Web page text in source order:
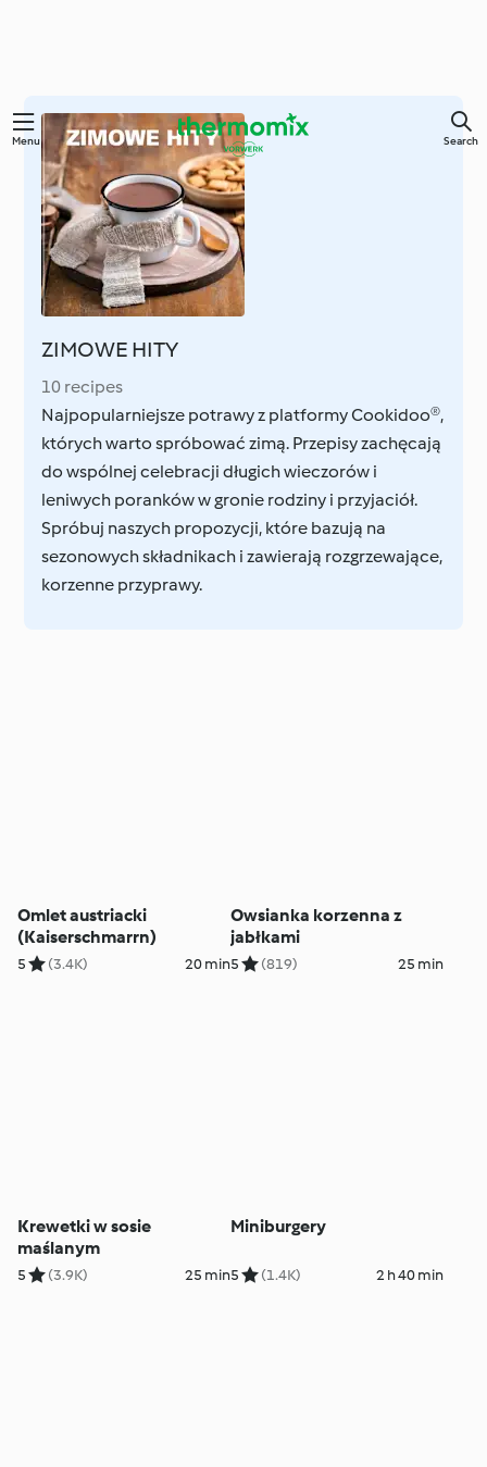
Skip
content
Menu Search
ZIMOWE HITY
10 recipes
Najpopularniejsze potrawy z platformy Cookidoo®,
których warto spróbować zimą. Przepisy zachęcają
do wspólnej celebracji długich wieczorów i
leniwych poranków w gronie rodziny i przyjaciół.
Spróbuj naszych propozycji, które bazują na
sezonowych składnikach i zawierają rozgrzewające,
korzenne przyprawy.
Omlet austriacki
(Kaiserschmarrn)
5 (3.4K) 20 min
Owsianka korzenna z
jabłkami
5 (819) 25 min
Krewetki w sosie
maślanym
5 (3.9K) 25 min
Miniburgery
5 (1.4K) 2 h 40 min